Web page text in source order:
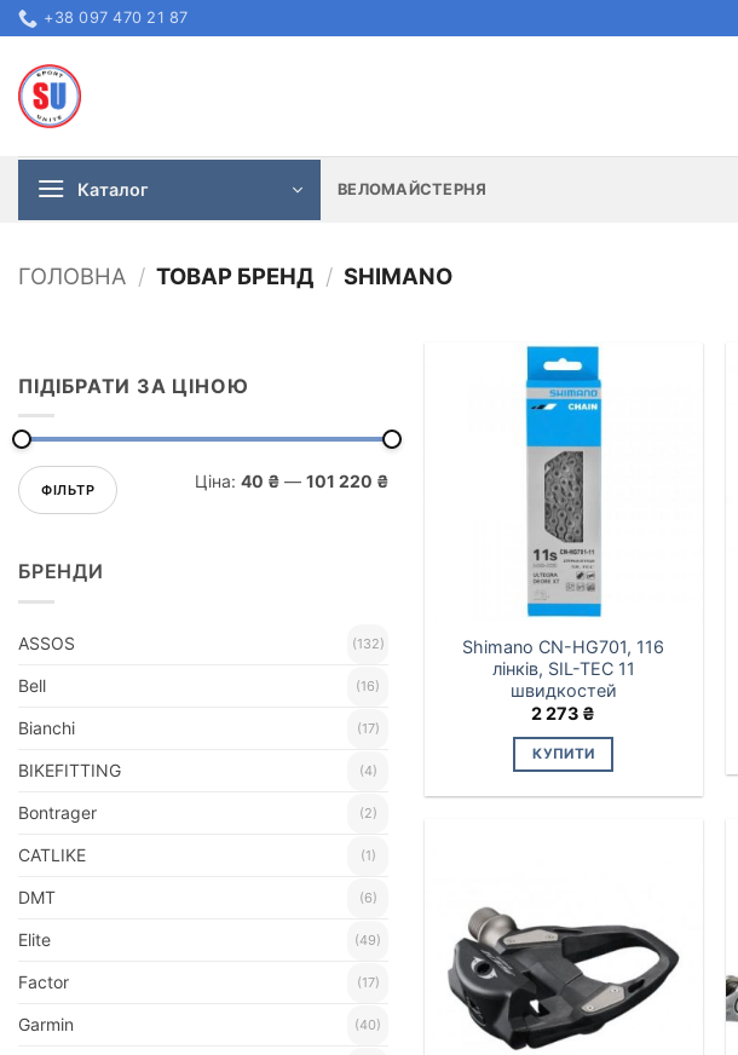
Skip
to
content
+38 097 470 21 87
Каталог ВЕЛОМАЙСТЕРНЯ
ГОЛОВНА / ТОВАР БРЕНД / SHIMANO
ПІДІБРАТИ ЗА ЦІНОЮ
Мінімальна
ціна
Найбільша
цінаФІЛЬТР Ціна: 40 ₴ — 101 220 ₴
БРЕНДИ
ASSOS (132)
Bell (16)
Bianchi (17)
BIKEFITTING (4)
Bontrager (2)
CATLIKE (1)
DMT (6)
Elite (49)
Factor (17)
Garmin (40)
Shimano CN-HG701, 116
лінків, SIL-TEC 11
швидкостей
2 273 ₴
КУПИТИ